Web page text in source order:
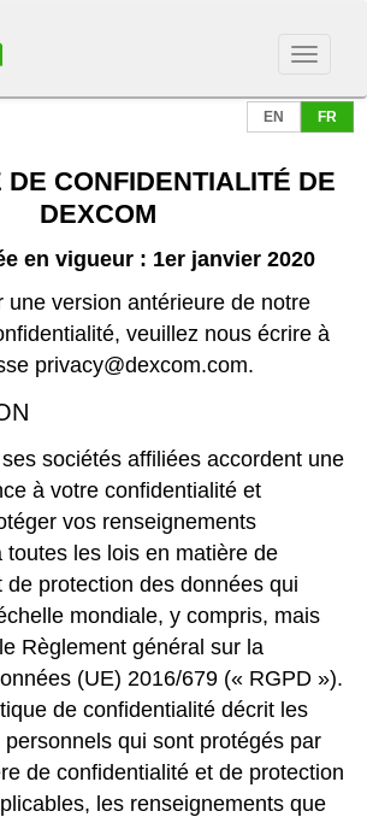
EN FR
DE CONFIDENTIALITÉ DE
DEXCOM
en vigueur : 1er janvier 2020
une version antérieure de notre
veuillez nous écrire à
privacy@dexcom.com.
sociétés affiliées accordent une
à votre confidentialité et
vos renseignements
toutes les lois en matière de
de protection des données qui
mondiale, y compris, mais
Règlement général sur la
(UE) 2016/679 (« RGPD »).
de confidentialité décrit les
qui sont protégés par
de confidentialité et de protection
les renseignements que